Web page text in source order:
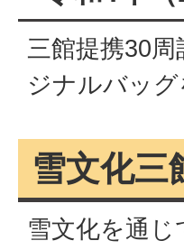
三館提携30
ジナルバッグ
雪文化三
雪文化を通